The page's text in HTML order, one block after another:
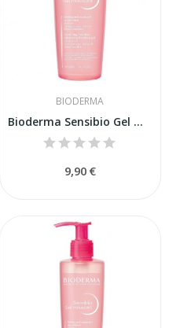
BIODERMA
Bioderma Sensibio Gel Moussant 500ml
9,90 €